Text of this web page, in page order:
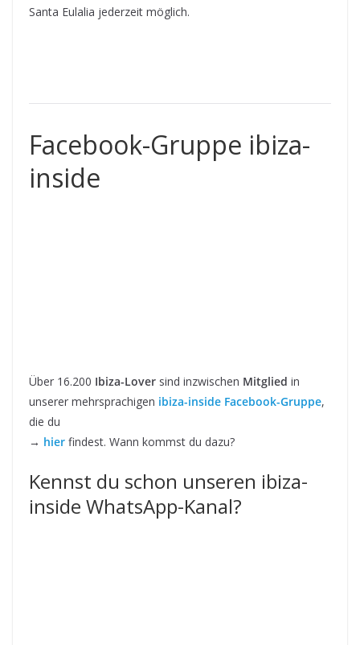
Santa Eulalia jederzeit möglich.
Facebook-Gruppe ibiza-
inside
Über 16.200 Ibiza-Lover sind inzwischen Mitglied in
unserer mehrsprachigen ibiza-inside Facebook-Gruppe,
die du
→ hier findest. Wann kommst du dazu?
Kennst du schon unseren ibiza-
inside WhatsApp-Kanal?